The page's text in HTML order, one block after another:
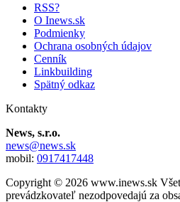
RSS?
O Inews.sk
Podmienky
Ochrana osobných údajov
Cenník
Linkbuilding
Spätný odkaz
Kontakty
News, s.r.o.
news@news.sk
mobil: 0917417448
Copyright © 2026 www.inews.sk
prevádzkovateľ nezodpovedajú za